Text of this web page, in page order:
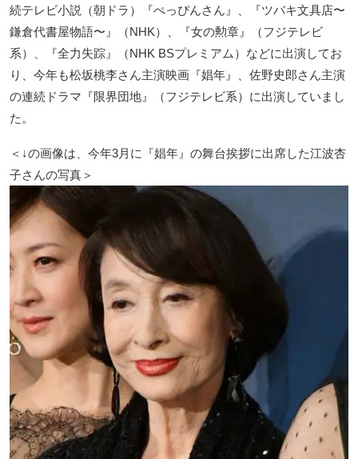
続テレビ小説（朝ドラ）『ぺっぴんさん』、『ツバキ文具店〜
鎌倉代書屋物語〜』（NHK）、『女の勲章』（フジテレビ
系）、『全力失踪』（NHK BSプレミアム）などに出演してお
り、今年も松坂桃李さん主演映画『娼年』、佐野史郎さん主演
の連続ドラマ『限界団地』（フジテレビ系）に出演していまし
た。
＜↓の画像は、今年3月に『娼年』の舞台挨拶に出席した江波杏
子さんの写真＞